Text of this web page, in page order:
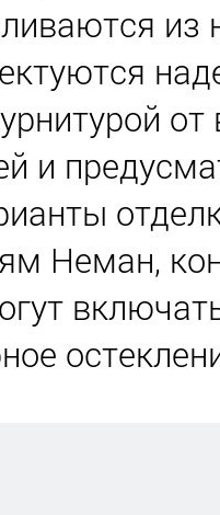
из
и
Неман,